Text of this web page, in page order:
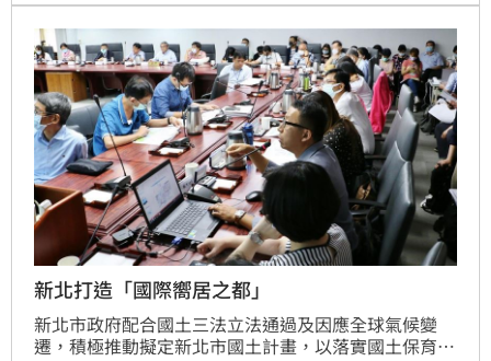
業。
新北打造「國際嚮居之都」
新北市政府配合國土三法立法通過及因應全球氣候變
遷，積極推動擬定新北市國土計畫，以落實國土保育與